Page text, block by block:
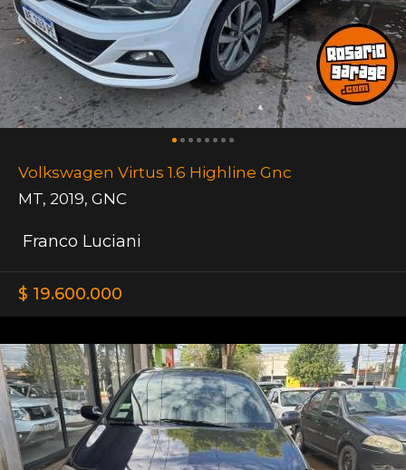
Volkswagen Virtus 1.6 Highline Gnc
MT, 2019, GNC
Franco Luciani
$ 19.600.000